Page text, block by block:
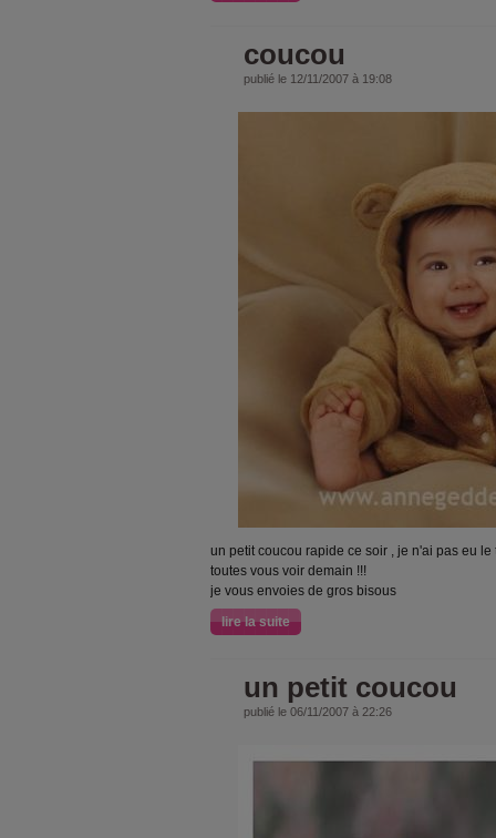
coucou
publié le 12/11/2007 à 19:08
un petit coucou rapide ce soir , je n'ai pas eu
toutes vous voir demain !!!
je vous envoies de gros bisous
lire la suite
un petit coucou
publié le 06/11/2007 à 22:26